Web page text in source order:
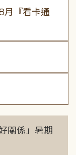
月『看卡通
關係」暑期